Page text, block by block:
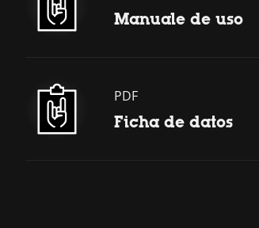
Manuale de uso
PDF
Ficha de datos